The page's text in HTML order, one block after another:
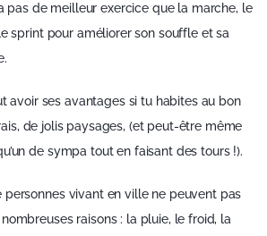
pas de meilleur exercice que la marche, le
sprint pour améliorer son souffle et sa
avoir ses avantages si tu habites au bon
de jolis paysages, (et peut-être même
de sympa tout en faisant des tours !).
vivant en ville ne peuvent pas
raisons : la pluie, le froid, la